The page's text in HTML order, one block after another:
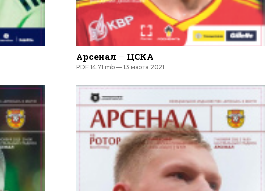
Арсенал — ЦСКА
PDF 14.71 mb — 13 марта 2021